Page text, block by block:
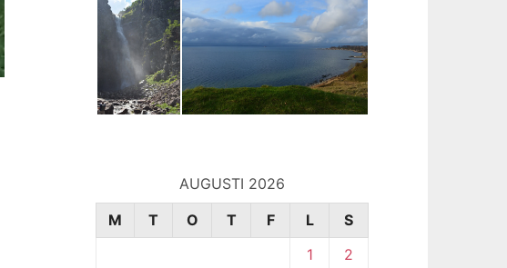
AUGUSTI 2026
M
T O T F L
S
1
2